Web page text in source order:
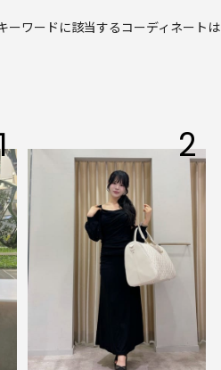
ーワードに該当するコーディネートは
2